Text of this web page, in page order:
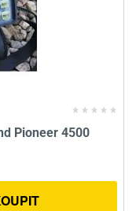
Pioneer 4500